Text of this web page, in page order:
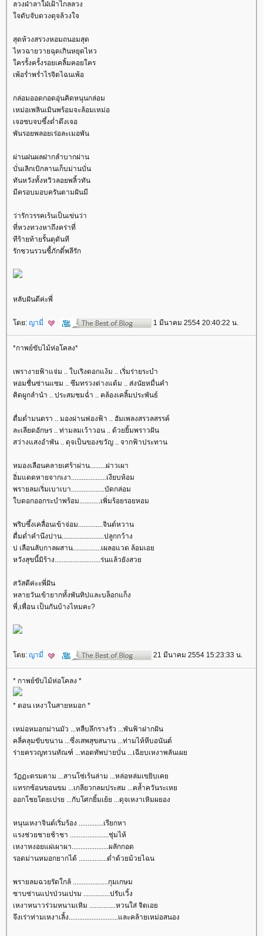
ลวงฝ่าลาใฝ่เฝ้าไกลลวง
จดับจับดวงดุจล้วงใจ
สุดห้วงสรวงหอมถนอมสุด
ไหวฉายวายฉุดเกินหยุดไหว
ครรั้งครั้งรอยเคลิ้มคอยใคร
เพ้อร่ำพร่ำไรจิตไฉนเพ้อ
กล่อมออดกอดอุ่นคิดหนุนกล่อม
เหม่อเพลินเมินพร้อมจะล้อมเหม่อ
เจอซบจบซึ้งด่ำดึงเจอ
พันรอยพลอยเร่อละเมอพัน
ผ่านฝนผลฝากลำบากผ่าน
บั่นเลิกเบิกลานเก็บม่านบั่น
ทันหวังทั้งหวิวลอยพลิ้วทัน
มีครอบมอบครันตามฝันมี
ว่ารักวรรคเร้นเป็นเข่นว่า
ที่หวงทวงหาถึงคร่าที่
ทีร้ายท้ายรั้นดุดันที
รักชวนรวนชี้ภักดิ์พลีรัก
หลับฝันดีค่ะพี่
ดย: ญามี่ 1 มีนาคม 2554 20:40:22 น.
*กาพย์ขับไม้ห่อโคลง*
เพรางายฟ้าแจ่ม .. ใบเริงดอกแง้ม .. เริ่มร่ายระบำ
หอมชื่นซ่านแซม .. ซึมทรวงต่างแต้ม .. ส่งนัยหมื่นคำ
คิดผูกลำนำ .. ประสมชมฉ่ำ .. คล้องเคลิ้มประพันธ์
ดื่มด่ำมนตรา .. มองผ่านฟองฟ้า .. ฮัมเพลงสรวลสรรค์
ละเลียดอักษร .. ท่ามลมเว้าวอน .. ด้วยยิ้มพราวฝัน
สว่างแสงอำพัน .. ดุจเป็นของขวัญ .. จากฟ้าประทาน
หมองเลือนคลายเศร้าผ่าน.........ผ่าวเผา
อิ่มแดดหายจากเงา....................เงียบห้อม
พรายลมเริ่มเบาเบา...................บัดกล่อม
บดอกออกระบำพร้อม............เพิ่มร้อยรอยหอม
พริบซึ้งเคลื่อนเข้าจ่อม..............จินต์หวาน
ดื่มด่ำคำนึงปาน........................ปลูกกว้าง
บ่ เลือนลับกาลผสาน................เผลอแวด ล้อมเอ
หวังสุขนี้มิร้าง..........................ร่นแล้วยังสว
สวัสดีค่ะะพี่ฝัน
หลายวันเข้ายากทั้งพันทิปและบล็อกแก็ง
พี่,เพื่อน เป็นกันบ้างไหมคะ?
ดย: ญามี่ 21 มีนาคม 2554 15:23:33 น.
* กาพย์ขับไม้ห่อโคลง *
* ตอน เหงาในสายหมอก *
เหม่อหมอกม่านมัว ...หลืบลึกรางรัว ...พันฟ้าฝากฝัน
คลี่คลุมขับขนาน ...ซึ่งเสพสุขสนาน ...ท่ามไห้หีบอนันต์
ร่ายครวญทวนทัณฑ์ ...ทอดทัพบ่ายบั่น ...เฉียบเหงาพลันเผ
วัฏฏะตรมตาม ...สานโซ่เร้นล่าม ...หล่อหล่มเขยิบเค
ทรกซ้อนขอนขม ...เกลียวกลมประสม ...คล้ำควันระเห
ออกโชยโดยเปรย ...กับโศกยิ้มเย้ย ...ดุจเหงาเหิมผยอง
หนุนเหงาจินต์เริ่มร้อง ..............เรียกหา
รงช่วยชายช้าชา ......................ชุ่มไห้
เหงาหงอยแผ่เผาผา.....................ผลักกอด
รอดม่านหมอกยากได้ ................ด่ำด้วยม้วยไฉน
พรายลมฉวยรัดใกล้ ....................กุมเกษม
ซาบซ่านแปรป่วนเปรม ...............ปรับเวิ้ง
เหงาหนาวร่วมหนามเหิม ...............หวนใส่ จิตเอ
จึงเร่าท่ามเหงาเลิ้ง............................และคล้ายเหม่อสนอง